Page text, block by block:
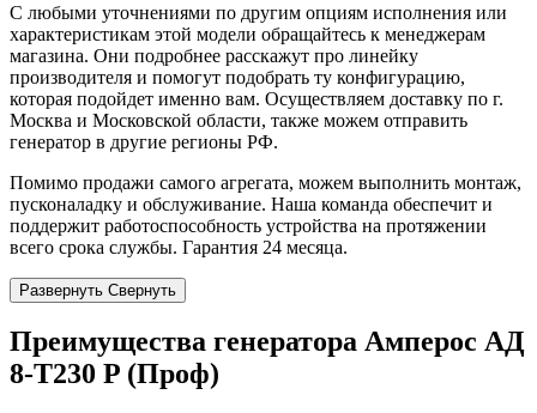
С любыми уточнениями по другим опциям исполнения или
характеристикам этой модели обращайтесь к менеджерам
магазина. Они подробнее расскажут про линейку
производителя и помогут подобрать ту конфигурацию,
которая подойдет именно вам. Осуществляем доставку по г.
Москва и Московской области, также можем отправить
генератор в другие регионы РФ.
Помимо продажи самого агрегата, можем выполнить монтаж,
пусконаладку и обслуживание. Наша команда обеспечит и
поддержит работоспособность устройства на протяжении
всего срока службы. Гарантия 24 месяца.
Развернуть Свернуть
Преимущества генератора Амперос АД
8-Т230 P (Проф)